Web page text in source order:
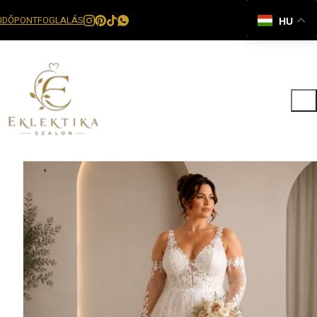
IDŐPONTFOGLALÁS HU